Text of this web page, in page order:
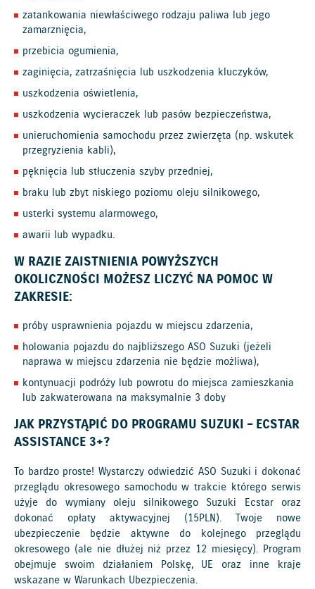
zatankowania niewłaściwego rodzaju paliwa lub jego
zamarznięcia,
przebicia ogumienia,
zaginięcia, zatrzaśnięcia lub uszkodzenia kluczyków,
uszkodzenia oświetlenia,
uszkodzenia wycieraczek lub pasów bezpieczeństwa,
unieruchomienia samochodu przez zwierzęta (np. wskutek
przegryzienia kabli),
pęknięcia lub stłuczenia szyby przedniej,
braku lub zbyt niskiego poziomu oleju silnikowego,
usterki systemu alarmowego,
awarii lub wypadku.
W RAZIE ZAISTNIENIA POWYŻSZYCH
OKOLICZNOŚCI MOŻESZ LICZYĆ NA POMOC W
ZAKRESIE:
próby usprawnienia pojazdu w miejscu zdarzenia,
holowania pojazdu do najbliższego ASO Suzuki (jeżeli
naprawa w miejscu zdarzenia nie będzie możliwa),
kontynuacji podróży lub powrotu do miejsca zamieszkania
lub zakwaterowana na maksymalnie 3 doby
JAK PRZYSTĄPIĆ DO PROGRAMU SUZUKI – ECSTAR
ASSISTANCE 3+?
To bardzo proste! Wystarczy odwiedzić ASO Suzuki i dokonać
przeglądu okresowego samochodu w trakcie którego serwis
użyje do wymiany oleju silnikowego Suzuki Ecstar oraz
dokonać opłaty aktywacyjnej (15PLN). Twoje nowe
ubezpieczenie będzie aktywne do kolejnego przeglądu
okresowego (ale nie dłużej niż przez 12 miesięcy). Program
obejmuje swoim działaniem Polskę, UE oraz inne kraje
wskazane w Warunkach Ubezpieczenia.